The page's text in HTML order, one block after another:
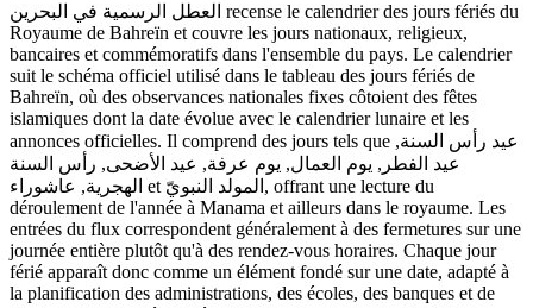
العطل الرسمية في البحرين recense le calendrier des jours fériés du
Royaume de Bahreïn et couvre les jours nationaux, religieux,
bancaires et commémoratifs dans l'ensemble du pays. Le calendrier
suit le schéma officiel utilisé dans le tableau des jours fériés de
Bahreïn, où des observances nationales fixes côtoient des fêtes
islamiques dont la date évolue avec le calendrier lunaire et les
annonces officielles. Il comprend des jours tels que عيد رأس السنة,
عيد الفطر, يوم العمال, يوم عرفة, عيد الأضحى, رأس السنة
الهجرية, عاشوراء et المولد النبويّ, offrant une lecture du
déroulement de l'année à Manama et ailleurs dans le royaume. Les
entrées du flux correspondent généralement à des fermetures sur une
journée entière plutôt qu'à des rendez-vous horaires. Chaque jour
férié apparaît donc comme un élément fondé sur une date, adapté à
la planification des administrations, des écoles, des banques et de